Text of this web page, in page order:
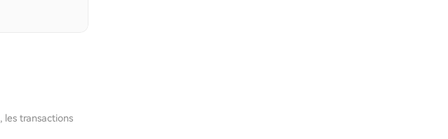
, les transactions